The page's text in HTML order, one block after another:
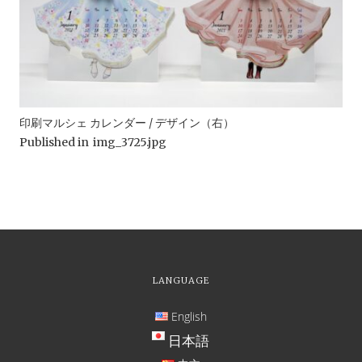
印刷マルシェ カレンダー / デザイン（右）
Published in img_3725.jpg
LANGUAGE
English
日本語